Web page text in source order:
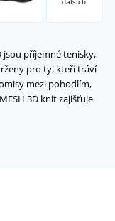
jsou příjemné tenisky,
pro ty, kteří tráví
mezi pohodlím,
3D knit zajišťuje